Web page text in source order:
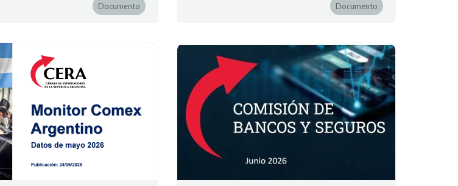
Documento Documento